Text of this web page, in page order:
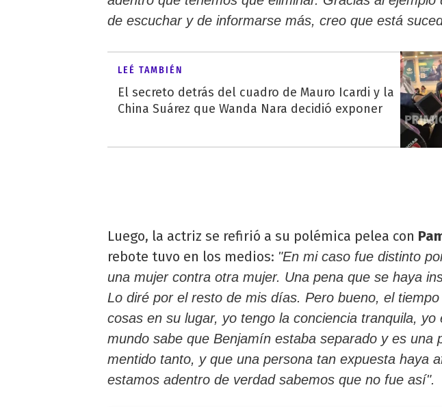
de escuchar y de informarse más, creo que está
LEÉ TAMBIÉN
El secreto detrás del cuadro de Mauro Icardi y la
China Suárez que Wanda Nara decidió exponer
Luego, la actriz se refirió a su polémica pelea con
rebote tuvo en los medios: "En mi caso fue distinto
una mujer contra otra mujer. Una pena que se haya
Lo diré por el resto de mis días. Pero bueno, el
cosas en su lugar, yo tengo la conciencia tranquila, yo
mundo sabe que Benjamín estaba separado y es una
mentido tanto, y que una persona tan expuesta haya
estamos adentro de verdad sabemos que no fue así".